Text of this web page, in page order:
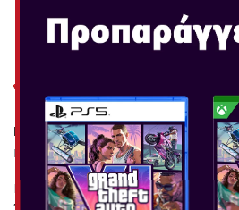
HADES 2 COLLECTOR'S
Ημερομηνία Κυκλοφορίας: Νοε 20,
Hades II – Έκδοση Nintendo Switch 2